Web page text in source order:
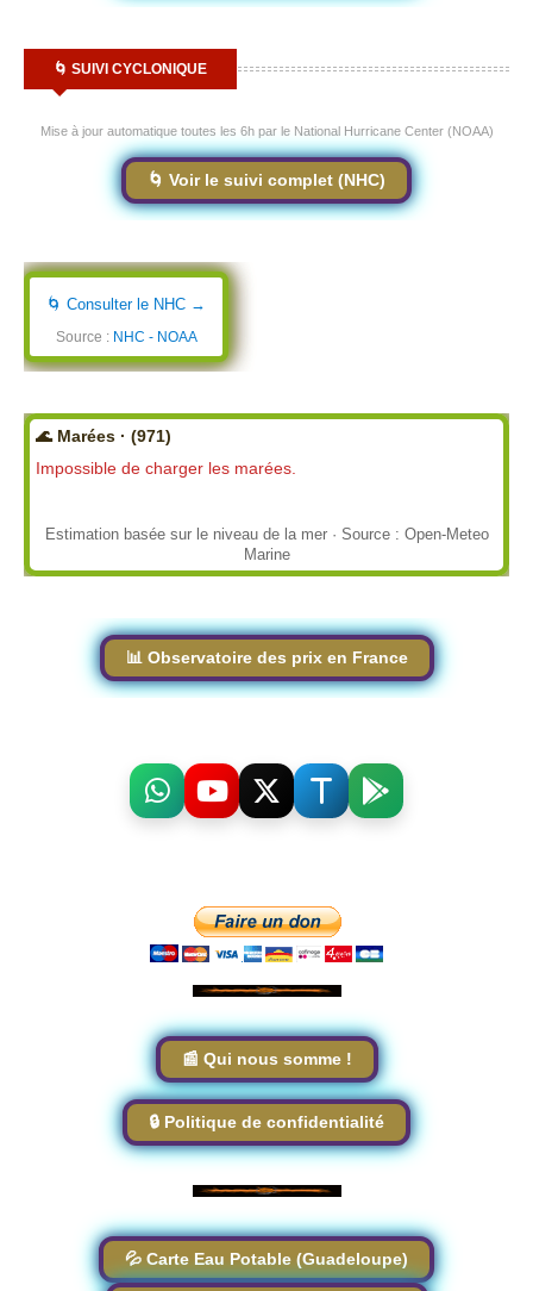
🌀 SUIVI CYCLONIQUE
Mise à jour automatique toutes les 6h par le National Hurricane Center (NOAA)
🌀 Voir le suivi complet (NHC)
🌀 Consulter le NHC →
Source : NHC - NOAA
🌊 Marées · (971)
Impossible de charger les marées.
Estimation basée sur le niveau de la mer · Source : Open-Meteo
Marine
📊 Observatoire des prix en France
📰 Qui nous somme !
🔒 Politique de confidentialité
💦 Carte Eau Potable (Guadeloupe)